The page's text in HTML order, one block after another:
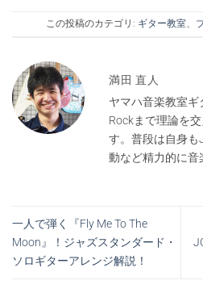
この投稿のカテゴリ: ギター教室、
満田 直人
ヤマハ音楽教室ギ
Rockまで理論を
す。普段は自身
動など精力的に音
一人で弾く『Fly Me To The
Moon』！ジャズスタンダード・
ソロギターアレンジ解説！